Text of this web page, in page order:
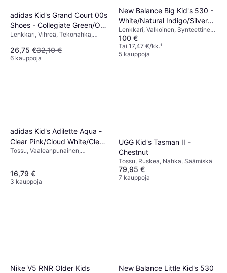
adidas Kid's Grand Court 00s
Shoes - Collegiate Green/Off
White/Gum
Lenkkari, Vihreä, Tekonahka,
26,75 €32,10 €
6 kauppoja
New Balance Big Kid's 530 -
White/Natural Indigo/Silver
Metallic
Lenkkari, Valkoinen, Synteettinen,
Verkko
100 €
Tai 17,47 €/kk.¹
5 kauppoja
adidas Kid's Adilette Aqua -
Clear Pink/Cloud White/Clear
Pink
Tossu, Vaaleanpunainen,
16,79 €
3 kauppoja
UGG Kid's Tasman II -
Chestnut
Tossu, Ruskea, Nahka, Säämiskä
79,95 €
7 kauppoja
Nike V5 RNR Older Kids
New Balance Little Kid's 530